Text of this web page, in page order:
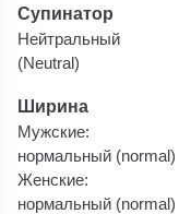
Супинатор
Нейтральный
(Neutral)
Ширина
Мужские:
нормальный (normal)
Женские:
нормальный (normal)